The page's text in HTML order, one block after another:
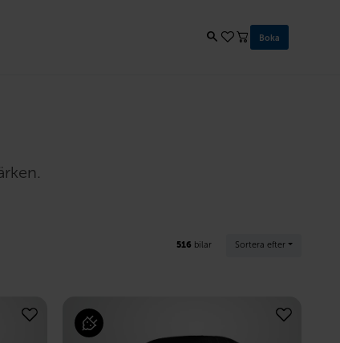
Boka
516 bilar Sortera efter